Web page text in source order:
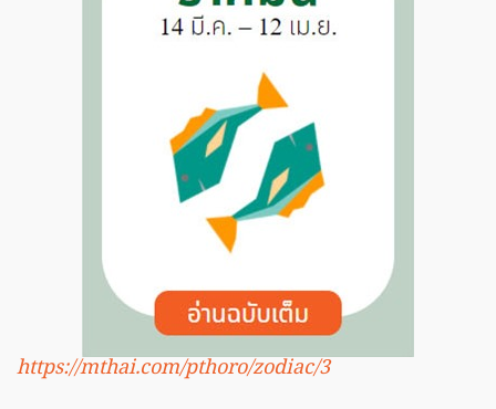
https://mthai.com/pthoro/zodiac/3